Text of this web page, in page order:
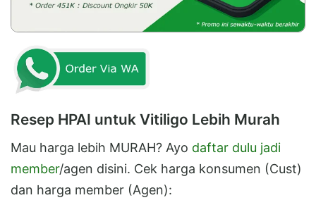
Resep HPAI untuk Vitiligo Lebih Murah
Mau harga lebih MURAH? Ayo daftar dulu jadi
member/agen disini. Cek harga konsumen (Cust)
dan harga member (Agen):